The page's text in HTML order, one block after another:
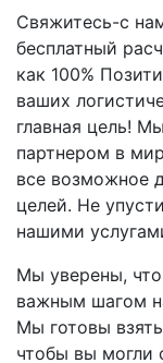
Свяжитесь-с
бесплатный
как 100%
ваших
главная цель!
партнером в
все возможное
целей. Не
нашими
Мы уверены, что
важным шагом
Мы готовы
чтобы вы могли